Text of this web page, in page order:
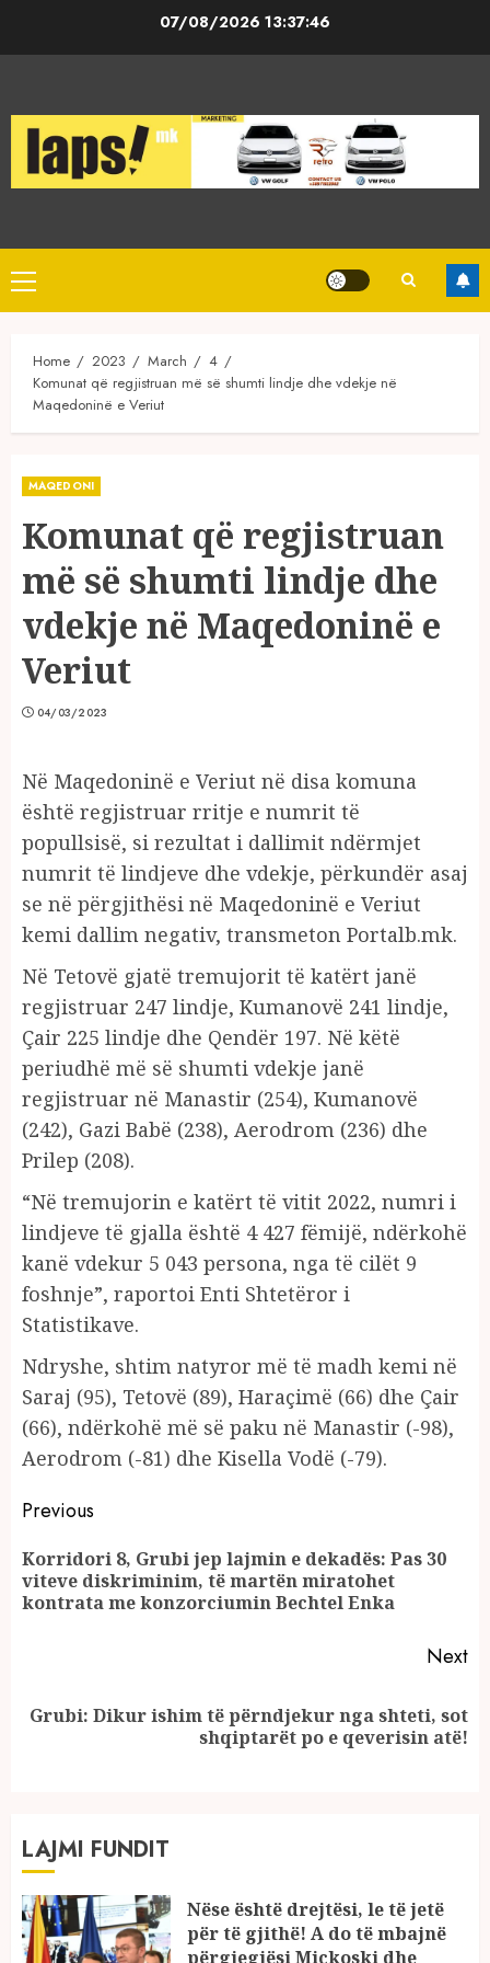
07/08/2026 13:37:46
Primary
Menu
Home 2023 March
4
Komunat që regjistruan më së shumti lindje dhe vdekje në
Maqedoninë e Veriut
MAQEDONI
Komunat që regjistruan
më së shumti lindje dhe
vdekje në Maqedoninë e
Veriut
04/03/2023
Në Maqedoninë e Veriut në disa komuna
është regjistruar rritje e numrit të
popullsisë, si rezultat i dallimit ndërmjet
numrit të lindjeve dhe vdekje, përkundër asaj
se në përgjithësi në Maqedoninë e Veriut
kemi dallim negativ, transmeton Portalb.mk.
Në Tetovë gjatë tremujorit të katërt janë
regjistruar 247 lindje, Kumanovë 241 lindje,
Çair 225 lindje dhe Qendër 197. Në këtë
periudhë më së shumti vdekje janë
regjistruar në Manastir (254), Kumanovë
(242), Gazi Babë (238), Aerodrom (236) dhe
Prilep (208).
“Në tremujorin e katërt të vitit 2022, numri i
lindjeve të gjalla është 4 427 fëmijë, ndërkohë
kanë vdekur 5 043 persona, nga të cilët 9
foshnje”, raportoi Enti Shtetëror i
Statistikave.
Ndryshe, shtim natyror më të madh kemi në
Saraj (95), Tetovë (89), Haraçimë (66) dhe Çair
(66), ndërkohë më së paku në Manastir (-98),
Aerodrom (-81) dhe Kisella Vodë (-79).
Continue
Reading
Previous
Korridori 8, Grubi jep lajmin e dekadës: Pas 30
viteve diskriminim, të martën miratohet
kontrata me konzorciumin Bechtel Enka
Next
Next
Grubi: Dikur ishim të përndjekur nga shteti, sot
shqiptarët po e qeverisin atë!
LAJMI FUNDIT
Nëse është drejtësi, le të jetë
për të gjithë! A do të mbajnë
përgjegjësi Mickoski dhe